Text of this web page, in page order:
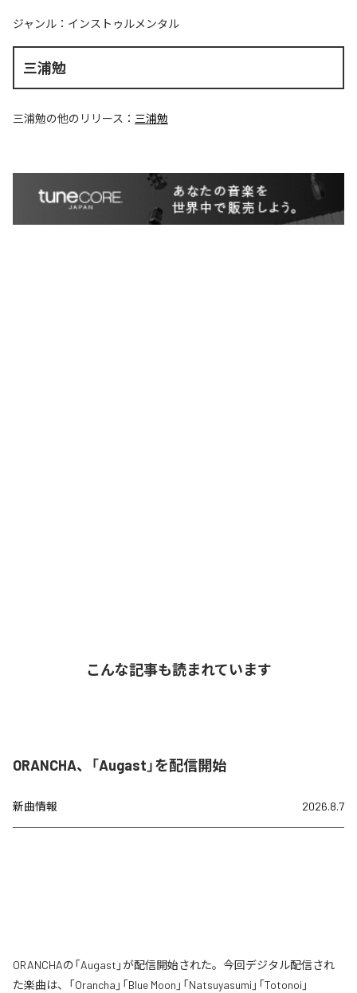
ジャンル： インストゥルメンタル
三浦勉
三浦勉の他のリリース： 三浦勉
こんな記事も読まれています
ORANCHA、「Augast」を配信開始
新曲情報 2026.8.7
ORANCHAの「Augast」が配信開始された。今回デジタル配信され
た楽曲は、「Orancha」「Blue Moon」「Natsuyasumi」「Totonoi」